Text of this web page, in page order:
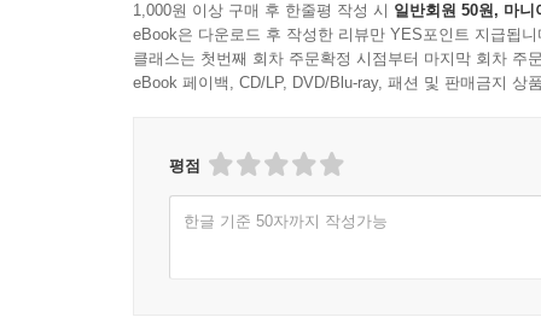
1,000원 이상 구매 후 한줄평 작성 시 일반회원 50원, 마니
eBook은 다운로드 후 작성한 리뷰만 YES포인트 지급됩니
클래스는 첫번째 회차 주문확정 시점부터 마지막 회차 주
eBook 페이백, CD/LP, DVD/Blu-ray, 패션 및 판매금지 상
평점
한글 기준 50자까지 작성가능